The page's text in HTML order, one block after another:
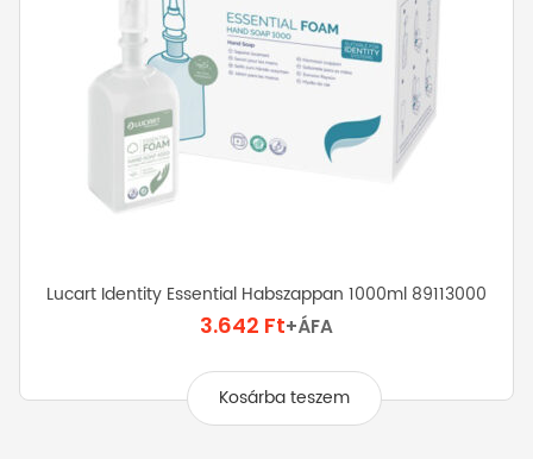
Lucart Identity Essential Habszappan 1000ml 89113000
3.642 Ft+ÁFA
Kosárba teszem